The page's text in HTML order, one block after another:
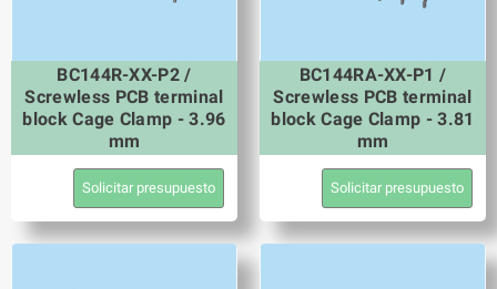
BC144R-XX-P2 /
Screwless PCB terminal
block Cage Clamp - 3.96
mm
Solicitar presupuesto
BC144RA-XX-P1 /
Screwless PCB terminal
block Cage Clamp - 3.81
mm
Solicitar presupuesto